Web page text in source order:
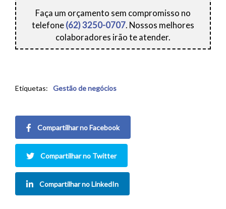
Faça um orçamento sem compromisso no
telefone(62) 3250-0707. Nossos melhores
colaboradores irão te atender.
Etiquetas: Gestão de negócios
Compartilhar no Facebook
Compartilhar no Twitter
Compartilhar no LinkedIn